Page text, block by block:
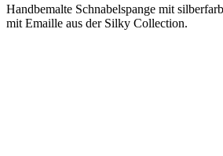
Handbemalte Schnabelspange mit
mit Emaille aus der Silky Collection.